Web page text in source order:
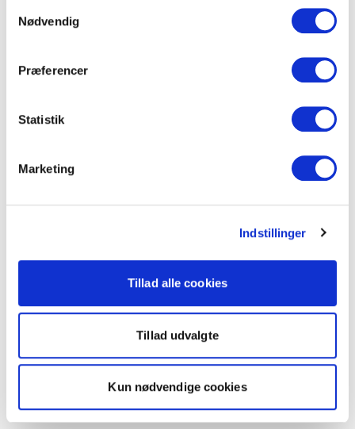
Nødvendig
Præferencer
Statistik
Marketing
Indstillinger
Tillad alle cookies
Tillad udvalgte
Kun nødvendige cookies